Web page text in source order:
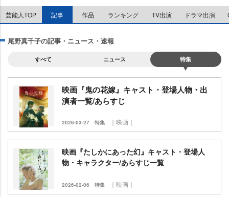
M
u
t
芸能人TOP 記事 作品 ランキング TV出演 ドラマ出演
尾野真千子の記事・ニュース・速報
すべて ニュース 特集
映画『鬼の花嫁』キャスト・登場人物・出
演者一覧/あらすじ
2026-03-27 特集 ｜映画｜
映画『たしかにあった幻』キャスト・登場人
物・キャラクター/あらすじ一覧
2026-02-06 特集 ｜映画｜